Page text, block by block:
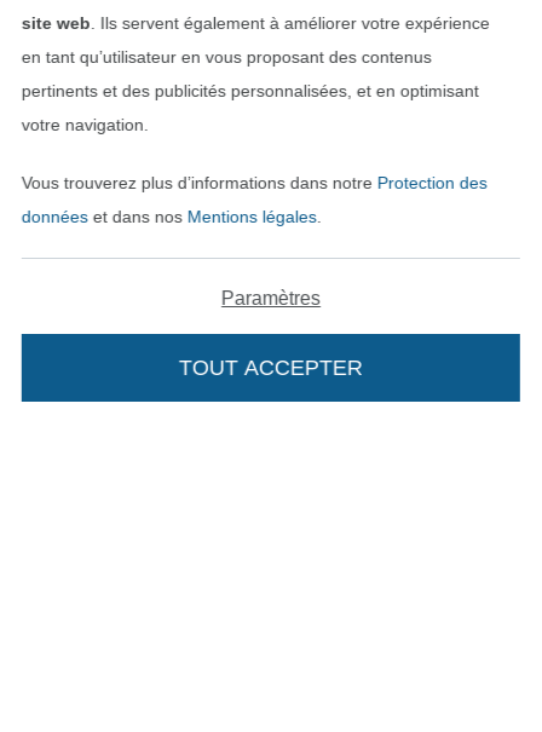
Nos partenaires logistiques
Mentions légales
CGV
Droit de rétractation
Passer à la boutique allemande
site web . Ils servent également à améliorer votre expérience
en tant qu’utilisateur en vous proposant des contenus
pertinents et des publicités personnalisées, et en optimisant
votre navigation.
Vous trouverez plus d’informations dans notre Protection des
donnéeset dans nos Mentions légales.
Paramètres
TOUT ACCEPTER